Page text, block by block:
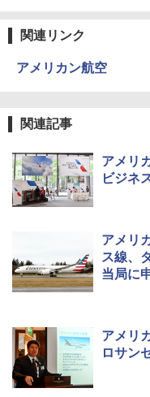
￥
着
￥
関連リンク
アメリカン航空
関連記事
アメリ
ビジネ
アメリ
ス線、
当局に
アメリ
ロサン